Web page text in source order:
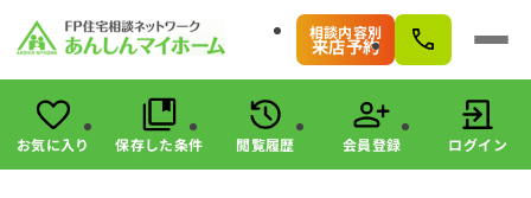
相談内容別
来店予約
会員登録 ログイン
お気に入り 保存した条件 閲覧履歴 会員登録 ログイン